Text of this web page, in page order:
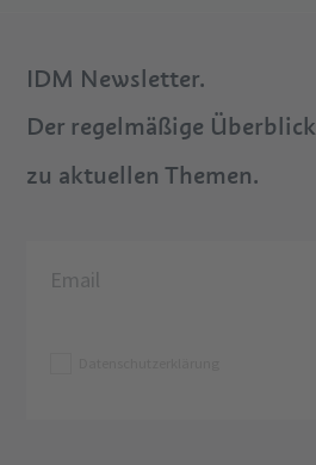
IDM Newsletter.
Der regelmäßige Überblick
zu aktuellen Themen.